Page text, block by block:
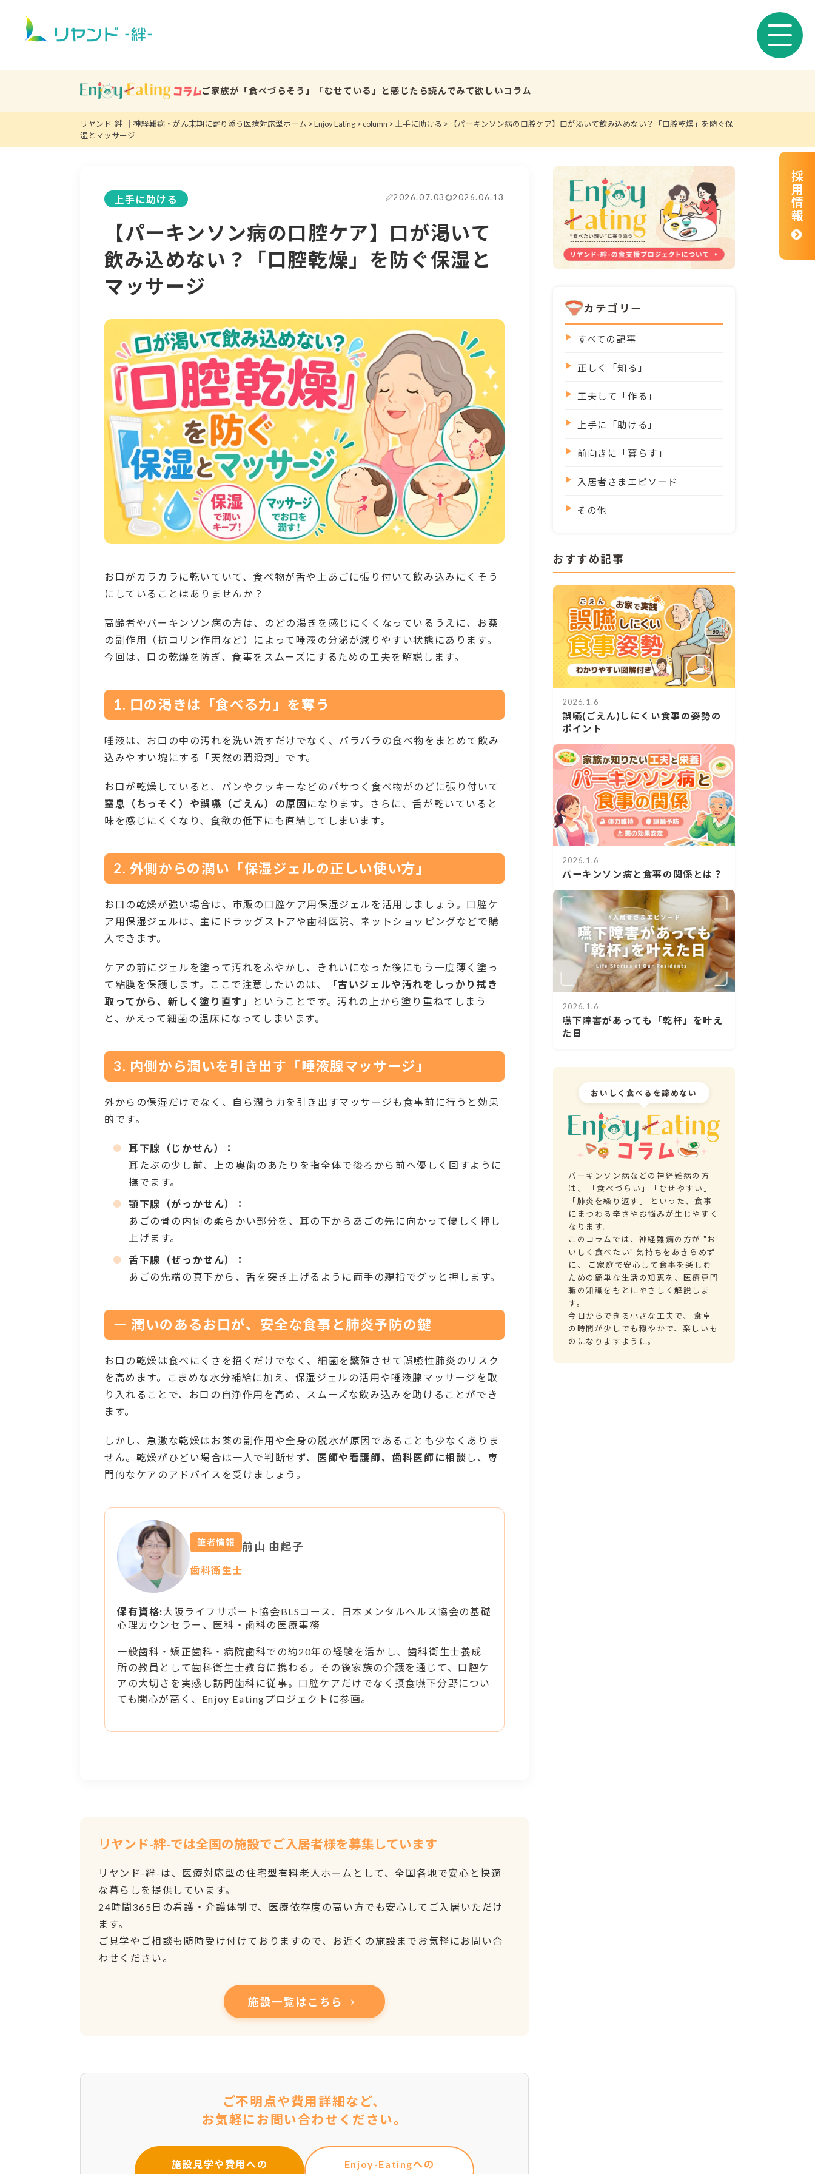
採用情報
ご家族が「食べづらそう」「むせている」と感じたら読んでみて欲しいコラム
リヤンド-絆-｜神経難病・がん末期に寄り添う医療対応型ホーム >Enjoy Eating >column > 上手に助ける >
【パーキンソン病の口腔ケア】口が渇いて飲み込めない？「口腔乾燥」を防ぐ保
湿とマッサージ
上手に助ける 2026.07.03 2026.06.13
【パーキンソン病の口腔ケア】口が渇いて
飲み込めない？「口腔乾燥」を防ぐ保湿と
マッサージ
お口がカラカラに乾いていて、食べ物が舌や上あごに張り付いて飲み込みにくそう
にしていることはありませんか？
高齢者やパーキンソン病の方は、のどの渇きを感じにくくなっているうえに、お薬
の副作用（抗コリン作用など）によって唾液の分泌が減りやすい状態にあります。
今回は、口の乾燥を防ぎ、食事をスムーズにするための工夫を解説します。
1. 口の渇きは「食べる力」を奪う
唾液は、お口の中の汚れを洗い流すだけでなく、バラバラの食べ物をまとめて飲み
込みやすい塊にする「天然の潤滑剤」です。
お口が乾燥していると、パンやクッキーなどのパサつく食べ物がのどに張り付いて
窒息（ちっそく）や誤嚥（ごえん）の原因 になります。さらに、舌が乾いていると
味を感じにくくなり、食欲の低下にも直結してしまいます。
2. 外側からの潤い「保湿ジェルの正しい使い方」
お口の乾燥が強い場合は、市販の口腔ケア用保湿ジェルを活用しましょう。口腔ケ
ア用保湿ジェルは、主にドラッグストアや歯科医院、ネットショッピングなどで購
入できます。
ケアの前にジェルを塗って汚れをふやかし、きれいになった後にもう一度薄く塗っ
て粘膜を保護します。ここで注意したいのは、
「古いジェルや汚れをしっかり拭き
取ってから、新しく塗り直す」
ということです。汚れの上から塗り重ねてしまう
と、かえって細菌の温床になってしまいます。
3. 内側から潤いを引き出す「唾液腺マッサージ」
外からの保湿だけでなく、自ら潤う力を引き出すマッサージも食事前に行うと効果
的です。
耳下腺（じかせん）：
耳たぶの少し前、上の奥歯のあたりを指全体で後ろから前へ優しく回すように
撫でます。
顎下腺（がっかせん）：
あごの骨の内側の柔らかい部分を、耳の下からあごの先に向かって優しく押し
上げます。
舌下腺（ぜっかせん）：
あごの先端の真下から、舌を突き上げるように両手の親指でグッと押します。
― 潤いのあるお口が、安全な食事と肺炎予防の鍵
お口の乾燥は食べにくさを招くだけでなく、細菌を繁殖させて誤嚥性肺炎のリスク
を高めます。こまめな水分補給に加え、保湿ジェルの活用や唾液腺マッサージを取
り入れることで、お口の自浄作用を高め、スムーズな飲み込みを助けることができ
ます。
しかし、急激な乾燥はお薬の副作用や全身の脱水が原因であることも少なくありま
せん。乾燥がひどい場合は一人で判断せず、 医師や看護師、歯科医師に相談 し、専
門的なケアのアドバイスを受けましょう。
筆者情報 前山 由起子
歯科衛生士
保有資格:大阪ライフサポート協会BLSコース、日本メンタルヘルス協会の基礎
心理カウンセラー、医科・歯科の医療事務
一般歯科・矯正歯科・病院歯科での約20年の経験を活かし、歯科衛生士養成
所の教員として歯科衛生士教育に携わる。その後家族の介護を通じて、口腔ケ
アの大切さを実感し訪問歯科に従事。口腔ケアだけでなく摂食嚥下分野につい
ても関心が高く、Enjoy Eatingプロジェクトに参画。
リヤンド-絆-では全国の施設でご入居者様を募集しています
リヤンド-絆-は、医療対応型の住宅型有料老人ホームとして、全国各地で安心と快適
な暮らしを提供しています。
24時間365日の看護・介護体制で、医療依存度の高い方でも安心してご入居いただけ
ます。
ご見学やご相談も随時受け付けておりますので、お近くの施設までお気軽にお問い合
わせください。
施設一覧はこちら
ご不明点や費用詳細など、
お気軽にお問い合わせください。
施設見学や費用への
Enjoy-Eatingへの
カテゴリー
すべての記事
正しく「知る」
工夫して「作る」
上手に「助ける」
前向きに「暮らす」
入居者さまエピソード
その他
おすすめ記事
2026.1.6
誤嚥(ごえん)しにくい食事の姿勢の
ポイント
2026.1.6
パーキンソン病と食事の関係とは？
2026.1.6
嚥下障害があっても「乾杯」を叶え
た日
おいしく食べるを諦めない
パーキンソン病などの神経難病の方
は、 「食べづらい」「むせやすい」
「肺炎を繰り返す」 といった、食事
にまつわる辛さやお悩みが生じやすく
なります。
このコラムでは、神経難病の方が "お
いしく食べたい" 気持ちをあきらめず
に、 ご家庭で安心して食事を楽しむ
ための簡単な生活の知恵を、医療専門
職の知識をもとにやさしく解説しま
す。
今日からできる小さな工夫で、 食卓
の時間が少しでも穏やかで、楽しいも
のになりますように。